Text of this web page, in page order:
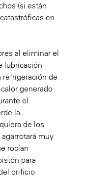
(si están
en
al eliminar el
lubricación
refrigeración de
generado
el
la
de los
muy
rocían
para
orificio